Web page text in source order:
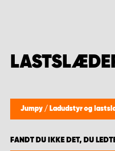
Jumpy / Ladudstyr og
FANDT DU IKKE DET, DU